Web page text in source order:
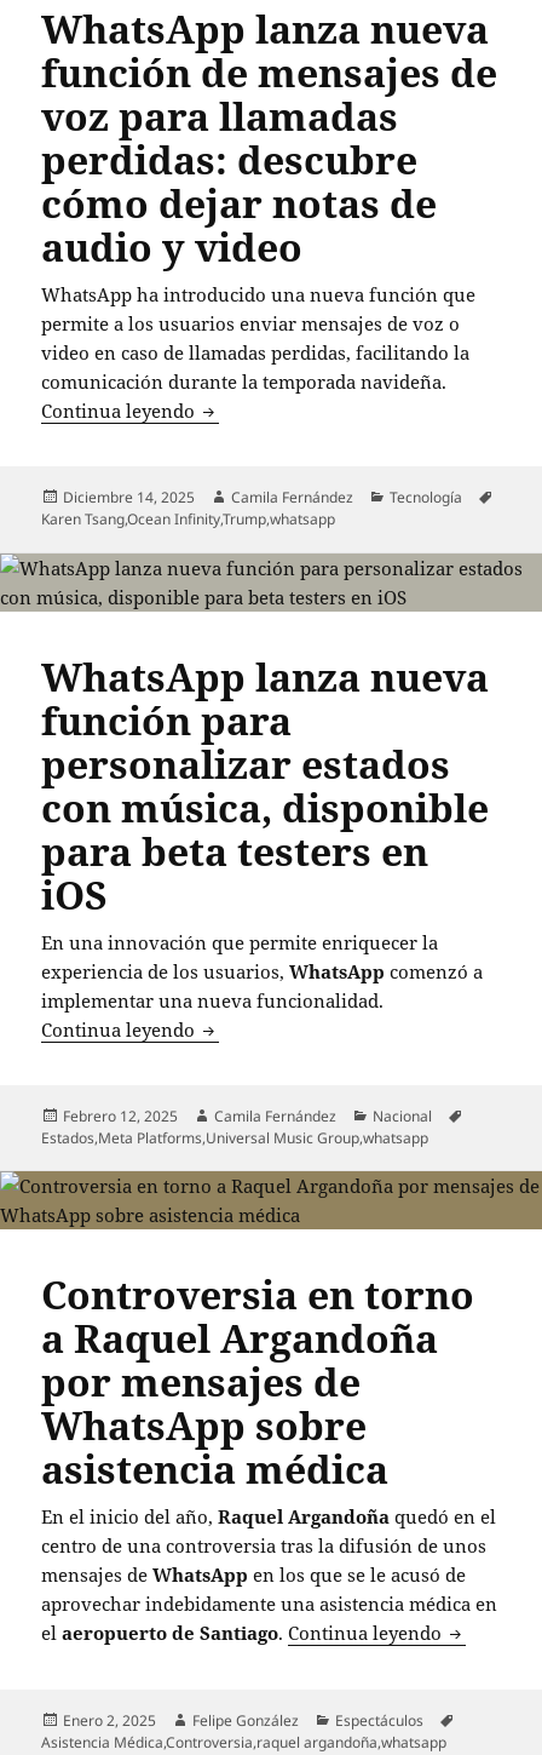
WhatsApp lanza nueva
función de mensajes de
voz para llamadas
perdidas: descubre
cómo dejar notas de
audio y video
WhatsApp ha introducido una nueva función que
permite a los usuarios enviar mensajes de voz o
video en caso de llamadas perdidas, facilitando la
comunicación durante la temporada navideña.
Continua leyendo WhatsApp lanza nueva función de
Publicado
el
Diciembre 14, 2025 Autor
Camila Fernández Categorías
Tecnología
Karen Tsang,Ocean Infinity,Trump,whatsapp
WhatsApp lanza nueva
función para
personalizar estados
con música, disponible
para beta testers en
iOS
En una innovación que permite enriquecer la
experiencia de los usuarios,WhatsApp comenzó a
implementar una nueva funcionalidad.
Continua leyendo WhatsApp lanza nueva función para
Publicado
el
Febrero 12, 2025 Autor
Camila Fernández Categorías
Nacional
Estados,Meta Platforms,Universal Music Group,whatsapp
Controversia en torno
a Raquel Argandoña
por mensajes de
WhatsApp sobre
asistencia médica
En el inicio del año,Raquel Argandoña quedó en el
centro de una controversia tras la difusión de unos
mensajes deWhatsApp en los que se le acusó de
aprovechar indebidamente una asistencia médica en
elaeropuerto de Santiago.Continua leyendo
Publicado
el
Enero 2, 2025 Autor
Felipe González Categorías
Espectáculos
Asistencia Médica,Controversia,raquel argandoña,whatsapp